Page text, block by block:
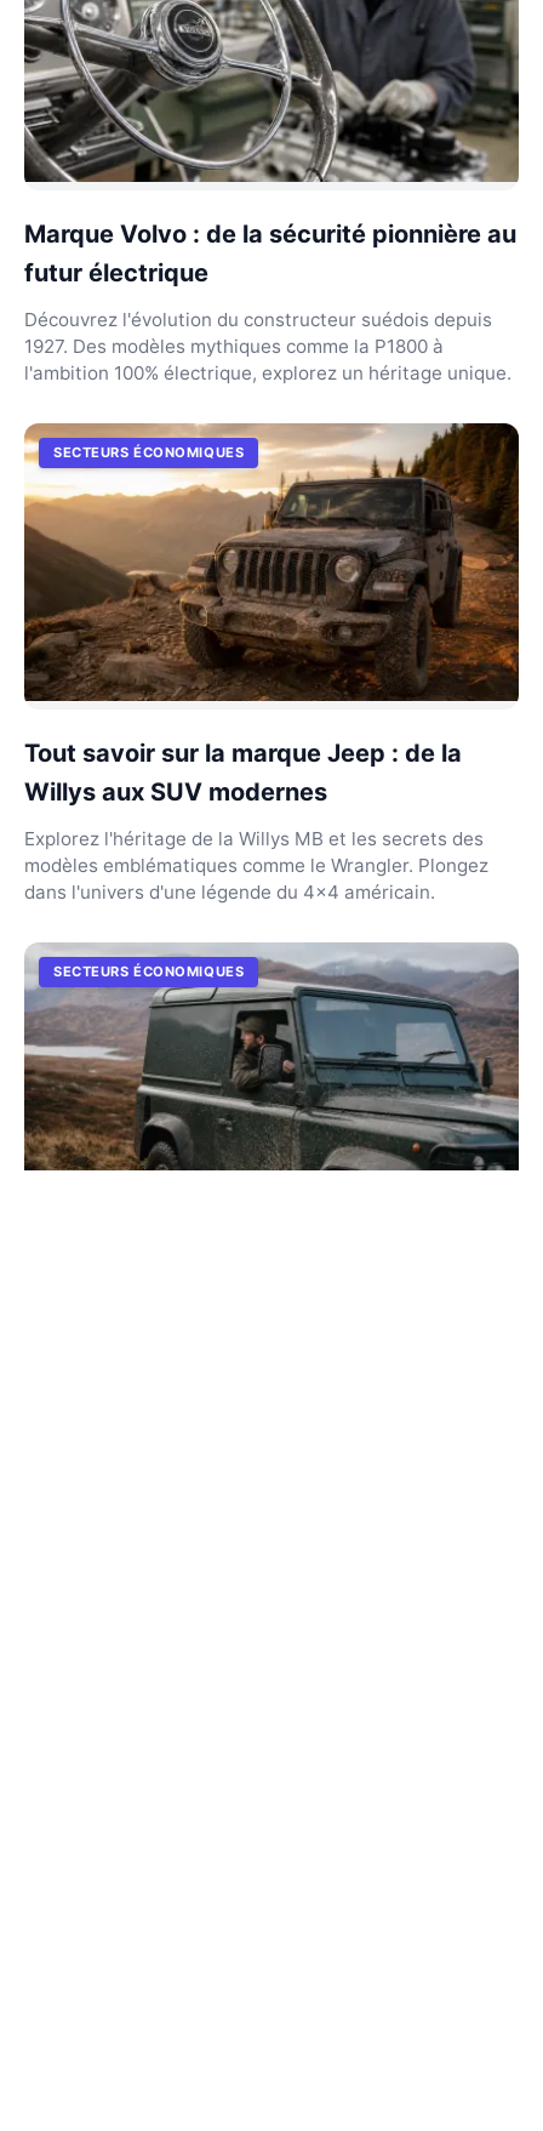
Marque Volvo : de la sécurité pionnière au
futur électrique
Découvrez l'évolution du constructeur suédois depuis
1927. Des modèles mythiques comme la P1800 à
l'ambition 100% électrique, explorez un héritage unique.
SECTEURS ÉCONOMIQUES
Tout savoir sur la marque Jeep : de la
Willys aux SUV modernes
Explorez l'héritage de la Willys MB et les secrets des
modèles emblématiques comme le Wrangler. Plongez
dans l'univers d'une légende du 4x4 américain.
SECTEURS ÉCONOMIQUES